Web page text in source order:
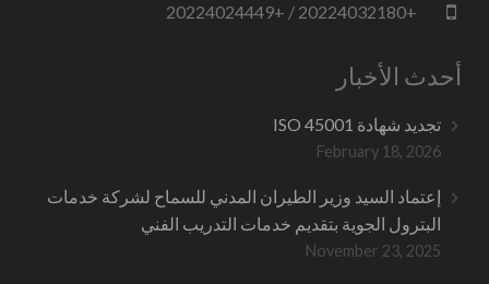
+20224032180 / +20224024449
أحدث الأخبار
تجديد شهادة ISO 45001
February 18, 2026
إعتماد السيد وزير الطيران المدني للسماح لشركة خدمات
البترول الجوية بتقديم خدمات التدريب الفني
November 23, 2025